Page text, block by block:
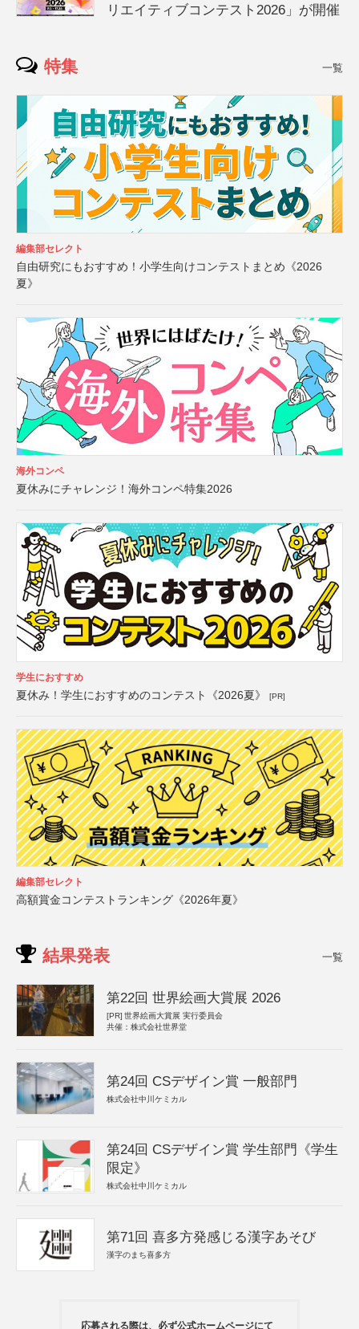
リエイティブコンテスト2026」が開催
特集 一覧
編集部セレクト
自由研究にもおすすめ！小学生向けコンテストまとめ《2026
夏》
海外コンペ
夏休みにチャレンジ！海外コンペ特集2026
学生におすすめ
夏休み！学生におすすめのコンテスト《2026夏》 [PR]
編集部セレクト
高額賞金コンテストランキング《2026年夏》
結果発表 一覧
第22回 世界絵画大賞展 2026
[PR] 世界絵画大賞展 実行委員会
共催：株式会社世界堂
第24回 CSデザイン賞 一般部門
株式会社中川ケミカル
第24回 CSデザイン賞 学生部門《学生
限定》
株式会社中川ケミカル
第71回 喜多方発感じる漢字あそび
漢字のまち喜多方
応募される際は、必ず公式ホームページにて